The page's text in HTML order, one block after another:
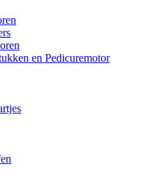
en Pedicuremotor